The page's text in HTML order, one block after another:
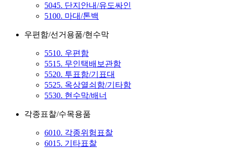
5045. 단지안내/유도싸인
5100. 마대/톤백
우편함/선거용품/현수막
5510. 우편함
5515. 무인택배보관함
5520. 투표함/기표대
5525. 옥상열쇠함/기타함
5530. 현수막/배너
각종표찰/수목용품
6010. 각종위험표찰
6015. 기타표찰